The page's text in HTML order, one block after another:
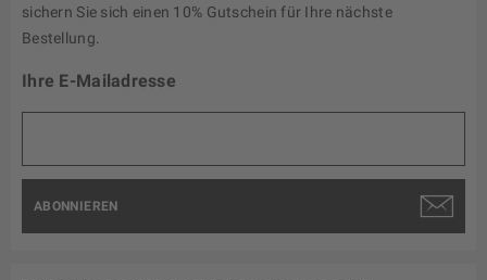
sichern Sie sich einen 10% Gutschein für Ihre nächste
Bestellung.
Ihre E-Mailadresse
ABONNIEREN